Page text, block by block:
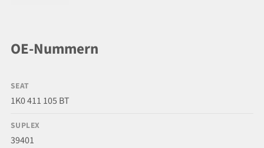
OE-Nummern
SEAT
1K0 411 105 BT
SUPLEX
39401